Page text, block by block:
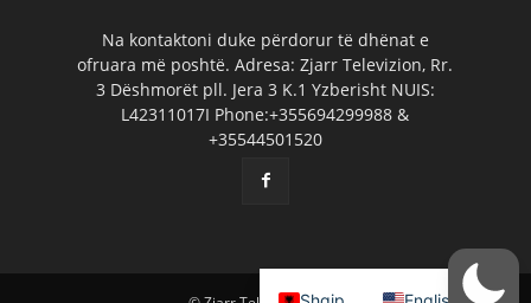
Na kontaktoni duke përdorur të dhënat e
ofruara më poshtë. Adresa: Zjarr Televizion, Rr.
3 Dëshmorët pll. Jera 3 K.1 Yzberisht NUIS:
L42311017I Phone:+355694299988 &
+35544501520